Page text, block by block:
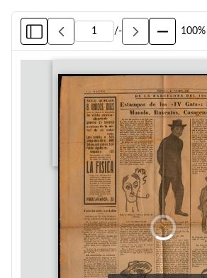
/- 100%